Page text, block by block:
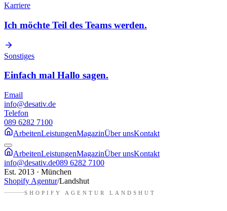
Karriere
Ich möchte Teil des Teams werden.
Sonstiges
Einfach mal Hallo sagen.
Email
info@desativ.de
Telefon
089 6282 7100
ArbeitenLeistungenMagazinÜber unsKontakt
ArbeitenLeistungenMagazinÜber unsKontakt
info@desativ.de089 6282 7100
Est. 2013 · München
Shopify Agentur/Landshut
SHOPIFY AGENTUR LANDSHUT